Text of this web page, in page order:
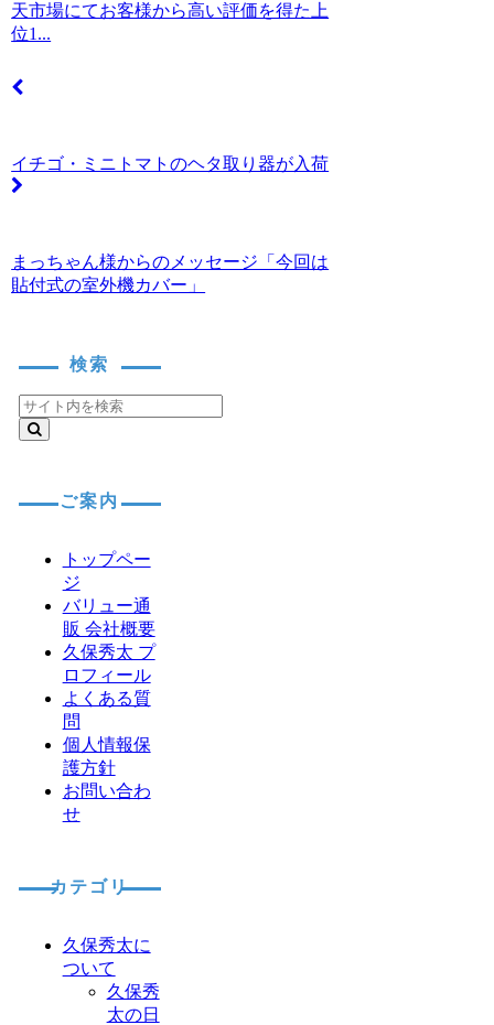
天市場にてお客様から高い評価を得た上
位1...
イチゴ・ミニトマトのヘタ取り器が入荷
まっちゃん様からのメッセージ「今回は
貼付式の室外機カバー」
検索
ご案内
トップペー
ジ
バリュー通
販 会社概要
久保秀太 プ
ロフィール
よくある質
問
個人情報保
護方針
お問い合わ
せ
カテゴリ
久保秀太に
ついて
久保秀
太の日